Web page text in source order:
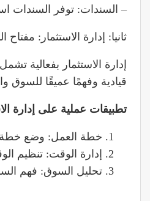
– السندات: توفر السندات
ثانيا: إدارة الاستثمار: مفتاح
إدارة الاستثمار بفعالية
قيادية وفهمًا عميقًا للسوق
تطبيقات عملية على إدارة
خطة العمل: وضع خطة
إدارة الوقت: تنظيم
تحليل السوق: فهم